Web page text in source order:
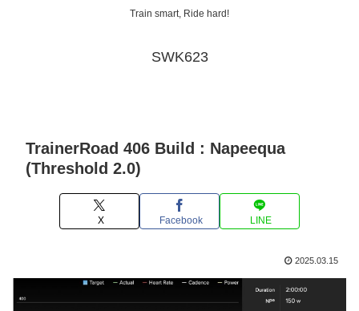
Train smart, Ride hard!
SWK623
TrainerRoad 406 Build : Napeequa
(Threshold 2.0)
X Facebook LINE
2025.03.15